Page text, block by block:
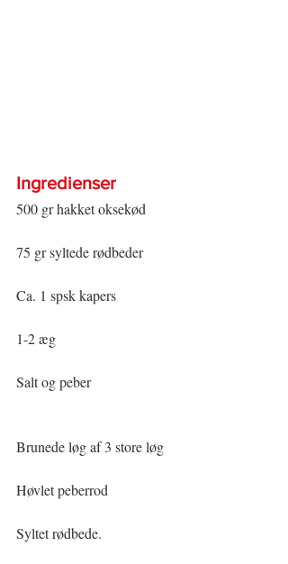
Ingredienser
500 gr hakket oksekød
75 gr syltede rødbeder
Ca. 1 spsk kapers
1-2 æg
Salt og peber
Brunede løg af 3 store løg
Høvlet peberrod
Syltet rødbede.